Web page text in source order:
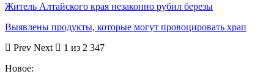
Житель Алтайского края незаконно рубил березы
Выявлены продукты, которые могут провоцировать храп
Prev Next
1 из 2 347
Новое: